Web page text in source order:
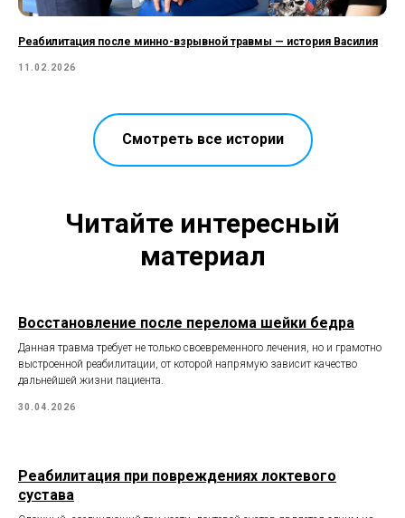
Реабилитация после минно-взрывной травмы — история Василия
11.02.2026
Смотреть все истории
Читайте интересный
материал
Восстановление после перелома шейки бедра
Данная травма требует не только своевременного лечения, но и грамотно
выстроенной реабилитации, от которой напрямую зависит качество
дальнейшей жизни пациента.
30.04.2026
Реабилитация при повреждениях локтевого
сустава